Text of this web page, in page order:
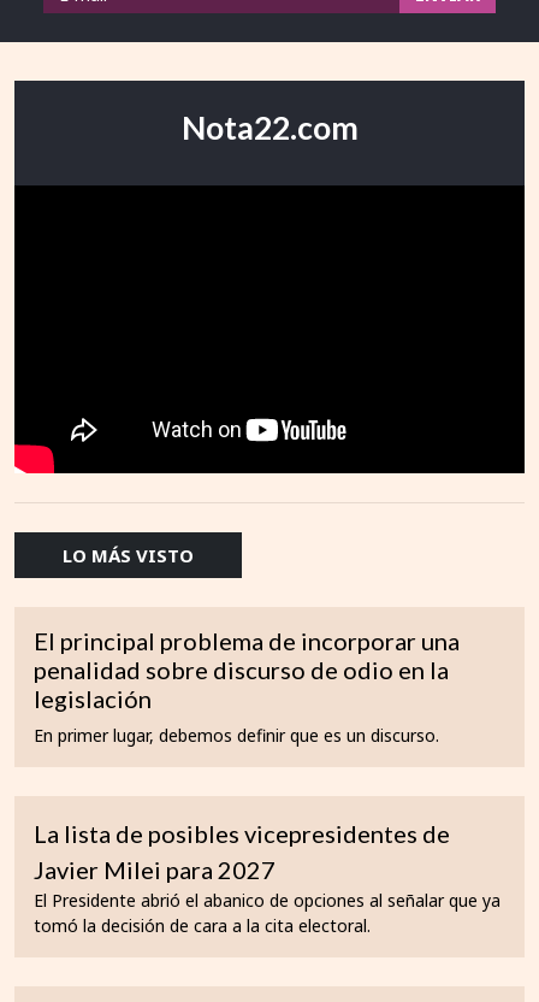
Nota22.com
LO MÁS VISTO
El principal problema de incorporar una
penalidad sobre discurso de odio en la
legislación
En primer lugar, debemos definir que es un discurso.
La lista de posibles vicepresidentes de
Javier Milei para 2027
El Presidente abrió el abanico de opciones al señalar que ya
tomó la decisión de cara a la cita electoral.